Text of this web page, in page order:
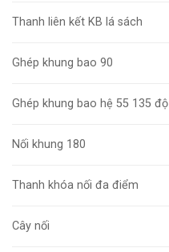
Thanh liên kết KB lá sách
Ghép khung bao 90
Ghép khung bao hệ 55 135 độ
Nối khung 180
Thanh khóa nối đa điểm
Cây nối